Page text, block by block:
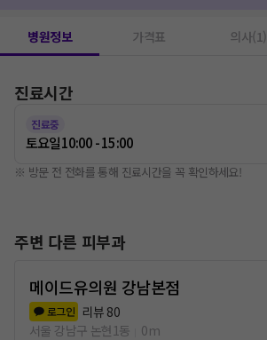
병원정보 가격표 의사(1)
진료시간
진료중
토요일10:00 - 15:00
※ 방문 전 전화를 통해 진료시간을 꼭 확인하세요!
주변 다른 피부과
메이드유의원 강남본점
로그인 리뷰 80
서울 강남구 논현1동
0m